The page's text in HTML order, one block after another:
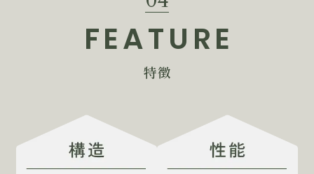
FEATURE
特徴